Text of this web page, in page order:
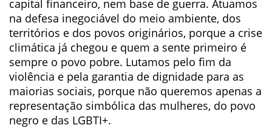
capital financeiro, nem base de guerra. Atuamos
na defesa inegociável do meio ambiente, dos
territórios e dos povos originários, porque a crise
climática já chegou e quem a sente primeiro é
sempre o povo pobre. Lutamos pelo fim da
violência e pela garantia de dignidade para as
maiorias sociais, porque não queremos apenas a
representação simbólica das mulheres, do povo
negro e das LGBTI+.